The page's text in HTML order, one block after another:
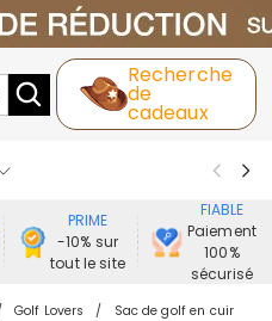
Recherche
de
cadeaux
Ventes
PRIME
-10% sur
tout le site
FIABLE
Paiement
100%
sécurisé
Golf Lovers Sac de golf en cuir